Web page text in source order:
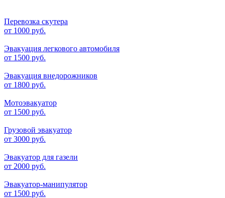
Перевозка скутера
от 1000 руб.
Эвакуация легкового автомобиля
от 1500 руб.
Эвакуация внедорожников
от 1800 руб.
Мотоэвакуатор
от 1500 руб.
Грузовой эвакуатор
от 3000 руб.
Эвакуатор для газели
от 2000 руб.
Эвакуатор-манипулятор
от 1500 руб.